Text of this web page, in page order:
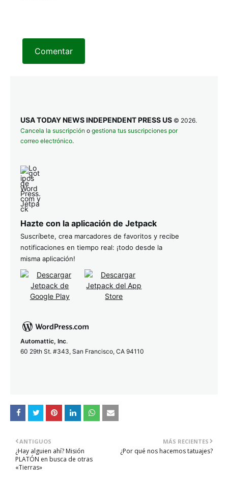
Comentar
USA TODAY NEWS INDEPENDENT PRESS US © 2026.
Cancela la suscripción o gestiona tus suscripciones por
correo electrónico.
Hazte con la aplicación de Jetpack
Suscríbete, crea marcadores de favoritos y recibe
notificaciones en tiempo real: ¡todo desde la
misma aplicación!
Automattic, Inc.
60 29th St. #343, San Francisco, CA 94110
MÁS RECIENTES
¿Por qué nos hacemos tatuajes?
ANTIGUOS
¿Hay alguien ahí? Misión
PLATÓN en busca de otras
«Tierras»